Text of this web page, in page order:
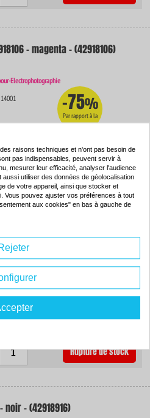
- magenta - (42918106)
Electrophotographie
-75%
Par rapport à la
marque
Rupture de stock
Electrophotographie
14001
Par rapport à la
Rupture de stock
noir - (42918916)
raisons techniques et n'ont pas besoin de
pas indispensables, peuvent servir à
mesurer leur efficacité, analyser l'audience
utiliser des données de géolocalisation
de votre appareil, ainsi que stocker et
Vous pouvez ajuster vos préférences à tout
aux cookies" en bas à gauche de